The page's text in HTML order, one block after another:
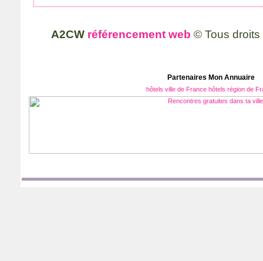
A2CWréférencement web © Tous
Partenaires Mon Annuaire
hôtels ville de France hôtels région de